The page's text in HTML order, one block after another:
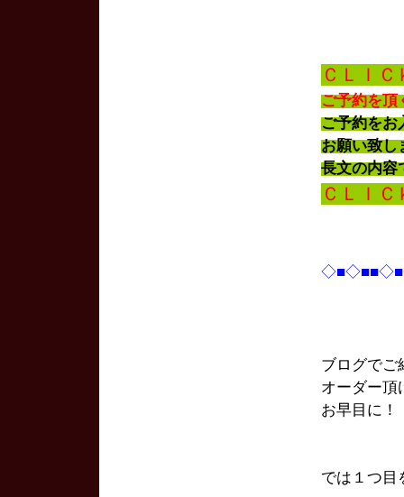
ＣＬＩＣ
ご予約を頂
ご予約を
お願い致し
長文の内容
ＣＬＩＣ
ブログでご
オーダー頂
お早目に！
では１つ目